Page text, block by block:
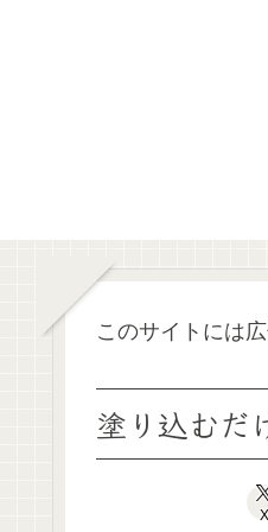
このサイトには
塗り込むだ
X